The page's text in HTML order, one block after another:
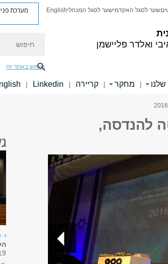
ואלדר פליישמן
שער לסגל האקדמישער לסגל המנהליEnglish מערכת
חיפוש באתר זה
שלנו | מחקר | קריירה |
Linkedin
|
להנדסה,
19